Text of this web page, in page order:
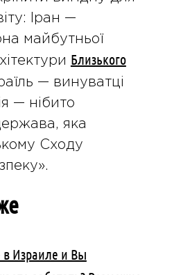
Іран —
майбутньої
Близького
— винуватці
— нібито
яка
Сходу
в Израиле и Вы